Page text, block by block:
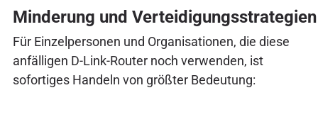
Minderung und Verteidigungsstrategien
Für Einzelpersonen und Organisationen, die diese
anfälligen D-Link-Router noch verwenden, ist
sofortiges Handeln von größter Bedeutung: